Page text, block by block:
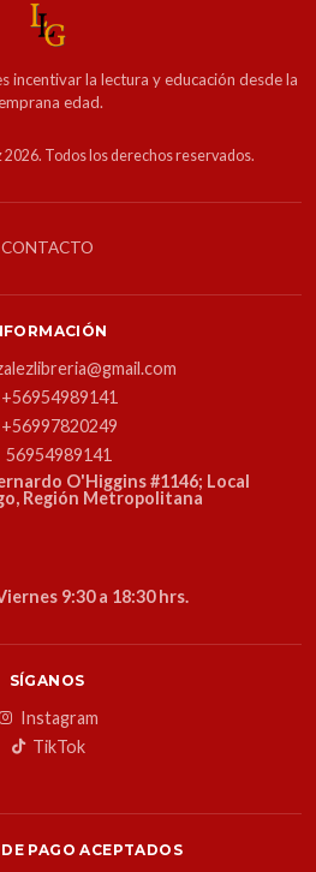
incentivar la lectura y educación desde la
edad.
2026. Todos los derechos reservados.
CONTACTO
+56954989141
+56997820249
56954989141
O'Higgins #1146; Local
Región Metropolitana
9:30 a 18:30 hrs.
SÍGANOS
Instagram
TikTok
PAGO ACEPTADOS